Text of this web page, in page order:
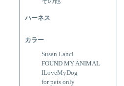
ハーネス
カラー
Susan Lanci
FOUND MY ANIMAL
ILoveMyDog
for pets only